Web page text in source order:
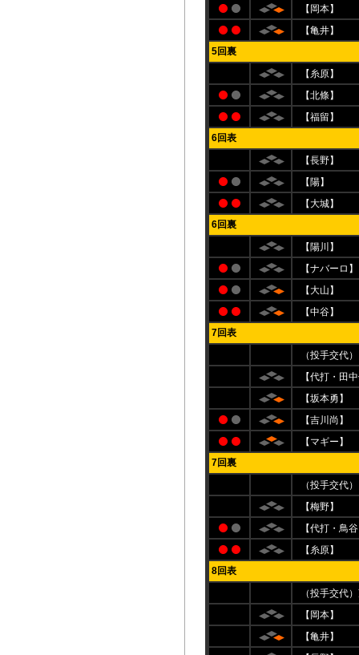
【岡本】
【亀井】
5回裏
【糸原】
【北條】
【福留】
6回表
【長野】
【陽】
【大城】
6回裏
【陽川】
【ナバーロ】
【大山】
【中谷】
7回表
（投手交
【代打・田
【坂本勇】
【吉川尚】
【マギー】
7回裏
（投手交
【梅野】
【代打・鳥
【糸原】
8回表
（投手交
【岡本】
【亀井】